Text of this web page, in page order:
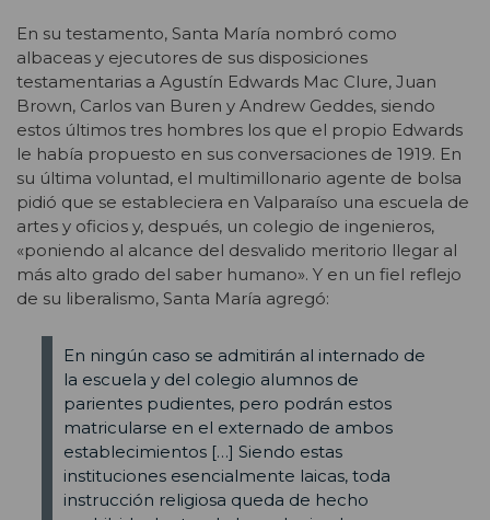
En su testamento, Santa María nombró como
albaceas y ejecutores de sus disposiciones
testamentarias a Agustín Edwards Mac Clure, Juan
Brown, Carlos van Buren y Andrew Geddes, siendo
estos últimos tres hombres los que el propio Edwards
le había propuesto en sus conversaciones de 1919. En
su última voluntad, el multimillonario agente de bolsa
pidió que se estableciera en Valparaíso una escuela de
artes y oficios y, después, un colegio de ingenieros,
«poniendo al alcance del desvalido meritorio llegar al
más alto grado del saber humano». Y en un fiel reflejo
de su liberalismo, Santa María agregó:
En ningún caso se admitirán al internado de
la escuela y del colegio alumnos de
parientes pudientes, pero podrán estos
matricularse en el externado de ambos
establecimientos […] Siendo estas
instituciones esencialmente laicas, toda
instrucción religiosa queda de hecho